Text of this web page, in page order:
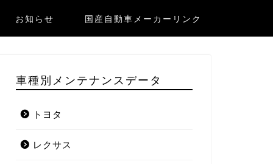
お知らせ 国産自動車メーカーリンク
車種別メンテナンスデータ
トヨタ
レクサス